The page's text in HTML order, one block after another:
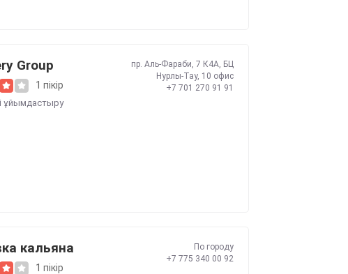
Group
1 пікір
ұйымдастыру
пр. Аль-Фараби, 7 К4А, БЦ
Нурлы-Тау, 10 офис
+7 701 270 91 91
кальяна
1 пікір
По городу
+7 775 340 00 92